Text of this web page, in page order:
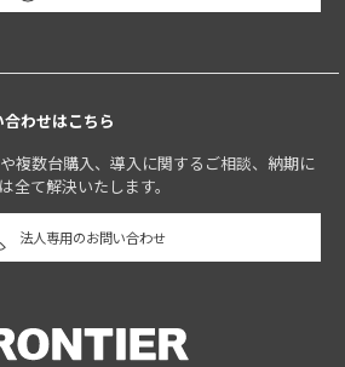
合わせはこちら
複数台購入、導入に関するご相談、納期に
全て解決いたします。
法人専用のお問い合わせ